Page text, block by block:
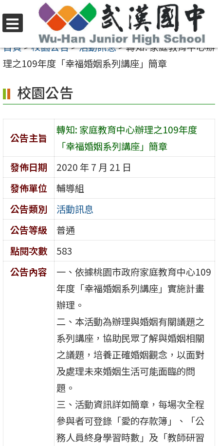
至
要
容
區
選
單
首頁>校園公告>活動訊息>轉知: 家庭教育中心辦
理之109年度「幸福婚姻系列講座」簡章
校園公告
公告主旨
轉知: 家庭教育中心辦理之109年度
「幸福婚姻系列講座」簡章
發佈日期
2020 年 7 月 21 日
發佈單位
輔導組
公告類別
活動訊息
公告等級
普通
點閱次數
583
公告內容
一、依據桃園市政府家庭教育中心109
年度「幸福婚姻系列講座」實施計畫
辦理。
二、本活動為辦理與婚姻有關議題之
系列講座，協助民眾了解與婚姻相關
之議題，培養正確婚姻觀念，以面對
及處理未來婚姻生活可能面臨的問
題。
三、活動資訊詳如簡章，每場次全程
參與者可登錄「愛的存款簿」、「公
務人員終身學習時數」及「教師研習